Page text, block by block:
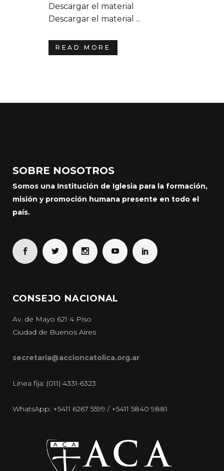
Descargar el material
Descargar el material ...
READ MORE
SOBRE NOSOTROS
Somos una Institución de Iglesia para la formación,
misión y promoción humana presente en todo el
país.
CONSEJO NACIONAL
Av. de Mayo 621 4 Piso
Ciudad de Buenos Aires
secretaria@accioncatolica.org.ar
Línea fija: (011) 4331-6323
WhatsApp: +5411 6267 5599 / +5411 5840 9881